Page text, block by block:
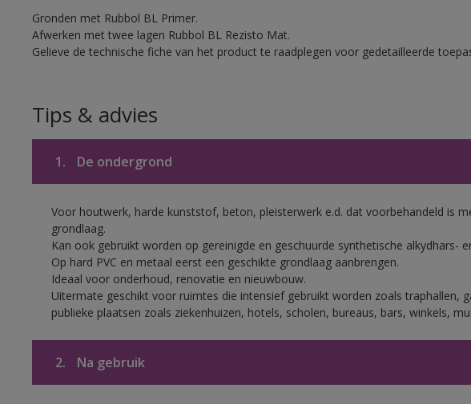
Gronden met Rubbol BL Primer.
Afwerken met twee lagen Rubbol BL Rezisto Mat.
Gelieve de technische fiche van het product te raadplegen voor gedetailleerde
Tips & advies
1. De ondergrond
Voor houtwerk, harde kunststof, beton, pleisterwerk e.d. dat voorbehandeld is
grondlaag.
Kan ook gebruikt worden op gereinigde en geschuurde synthetische alkydhars-
Op hard PVC en metaal eerst een geschikte grondlaag aanbrengen.
Ideaal voor onderhoud, renovatie en nieuwbouw.
Uitermate geschikt voor ruimtes die intensief gebruikt worden zoals traphallen,
publieke plaatsen zoals ziekenhuizen, hotels, scholen, bureaus, bars, winkels,
2. Na gebruik